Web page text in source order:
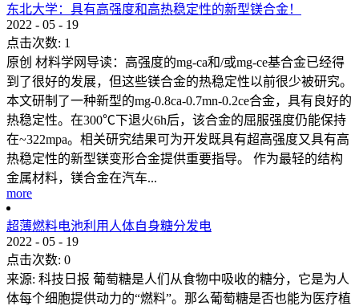
东北大学：具有高强度和高热稳定性的新型镁合金！
2022 - 05 - 19
点击次数: 1
原创 材料学网导读：高强度的mg-ca和/或mg-ce基合金已经得
到了很好的发展，但这些镁合金的热稳定性以前很少被研究。
本文研制了一种新型的mg-0.8ca-0.7mn-0.2ce合金，具有良好的
热稳定性。在300℃下退火6h后，该合金的屈服强度仍能保持
在~322mpa。相关研究结果可为开发既具有超高强度又具有高
热稳定性的新型镁变形合金提供重要指导。 作为最轻的结构
金属材料，镁合金在汽车...
more
超薄燃料电池利用人体自身糖分发电
2022 - 05 - 19
点击次数: 0
来源: 科技日报 葡萄糖是人们从食物中吸收的糖分，它是为人
体每个细胞提供动力的“燃料”。那么葡萄糖是否也能为医疗植